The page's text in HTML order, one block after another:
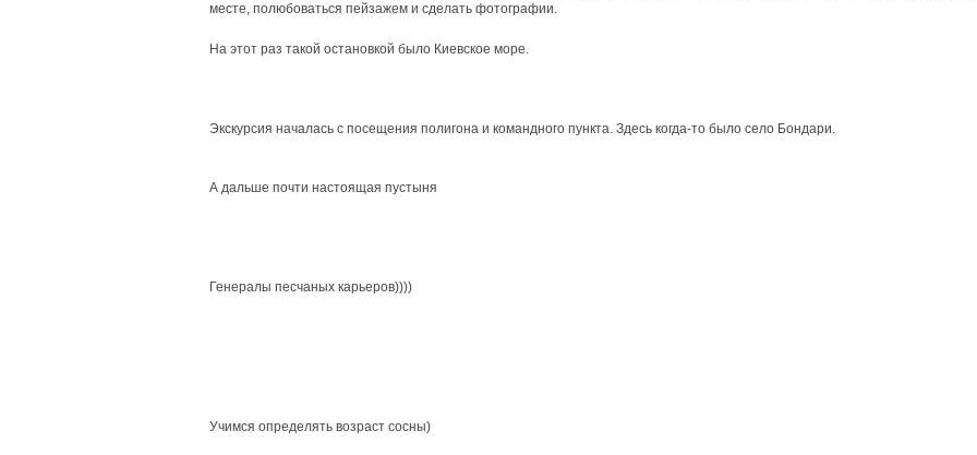
месте, полюбоваться пейзажем и сделать фотографии.
На этот раз такой остановкой было Киевское море.
Экскурсия началась с посещения полигона и командного пункта. Здесь когда-то было село Бондари.
А дальше почти настоящая пустыня
Генералы песчаных карьеров))))
Учимся определять возраст сосны)